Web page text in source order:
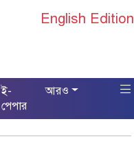
English Edition
ই-
পেপার
আরও